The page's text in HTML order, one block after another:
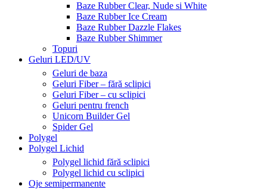
Baze Rubber Clear, Nude si White
Baze Rubber Ice Cream
Baze Rubber Dazzle Flakes
Baze Rubber Shimmer
Topuri
Geluri LED/UV
Geluri de baza
Geluri Fiber – fără sclipici
Geluri Fiber – cu sclipici
Geluri pentru french
Unicorn Builder Gel
Spider Gel
Polygel
Polygel Lichid
Polygel lichid fără sclipici
Polygel lichid cu sclipici
Oje semipermanente